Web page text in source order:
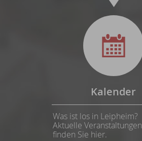
Kalender
Was ist los in Leipheim?
Aktuelle Veranstaltungen
finden Sie hier.